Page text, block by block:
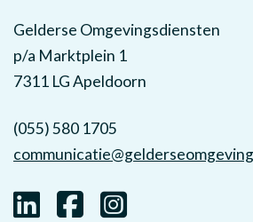
Gelderse Omgevingsdiensten
p/a Marktplein 1
7311 LG Apeldoorn
(055) 580 1705